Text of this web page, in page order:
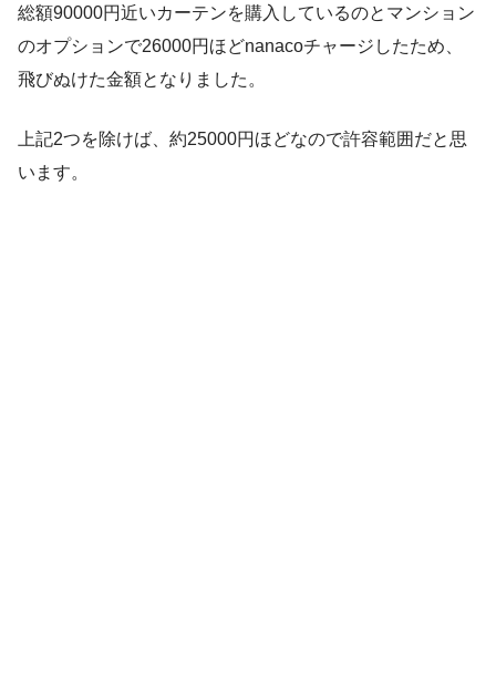
総額90000円近いカーテンを購入しているのとマンション
のオプションで26000円ほどnanacoチャージしたため、
飛びぬけた金額となりました。
上記2つを除けば、約25000円ほどなので許容範囲だと思
います。